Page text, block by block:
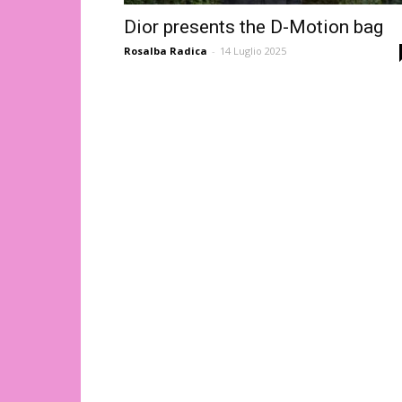
Dior presents the D-Motion bag
Rosalba Radica - 14 Luglio 2025